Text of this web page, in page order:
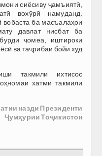
сиёсиву ҷамъиятӣ,
вохӯрӣ намуданд.
вобаста ба масъалаҳои
давлат нисбат ба
ҷомеа, иштироки
ва таҷрибаи бойи худ
такмили ихтисос
хатми такмили
назди Президенти
Ҷумҳурии Тоҷикистон